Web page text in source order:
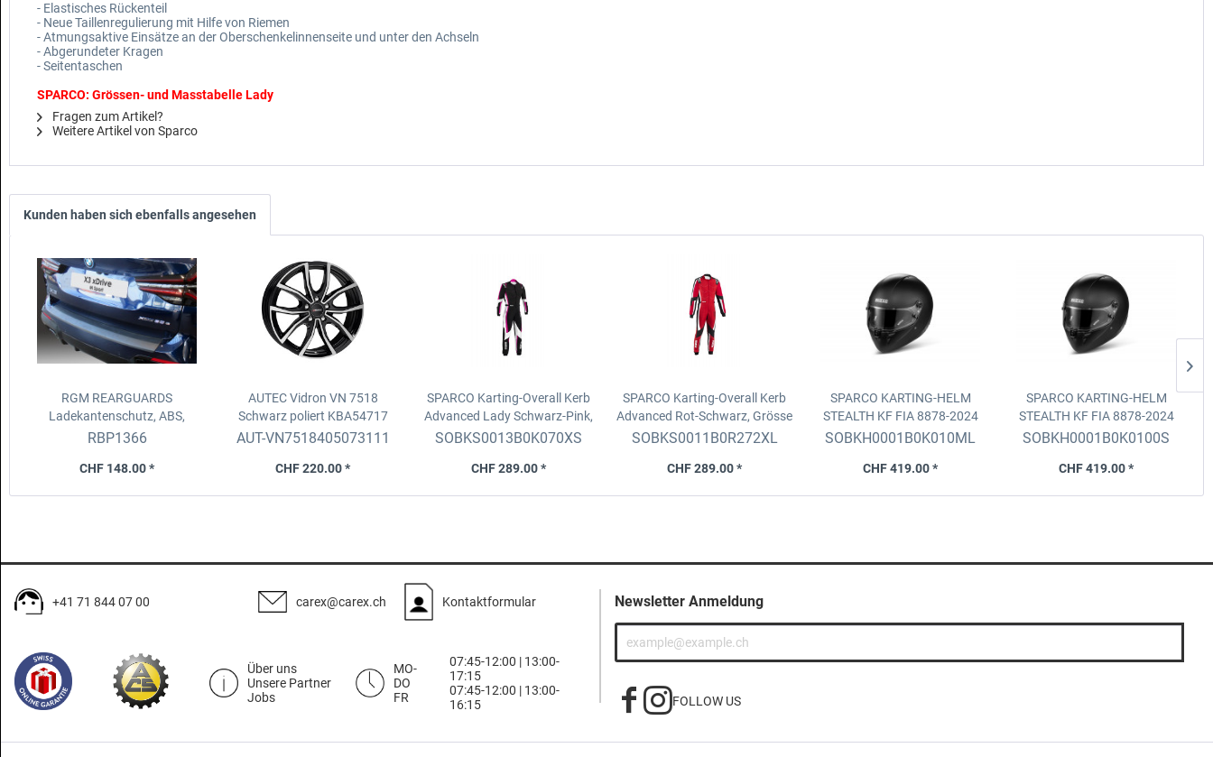
- Elastisches Rückenteil
- Neue Taillenregulierung mit Hilfe von Riemen
- Atmungsaktive Einsätze an der Oberschenkelinnenseite und unter den Achseln
- Abgerundeter Kragen
- Seitentaschen
SPARCO: Grössen- und Masstabelle Lady
Fragen zum Artikel?
Weitere Artikel von Sparco
Kunden haben sich ebenfalls angesehen
RGM REARGUARDS
Ladekantenschutz, ABS,
schwarzBMW X3 M Sport
RBP1366
CHF 148.00 *
AUTEC Vidron VN 7518
Schwarz poliert KBA54717
7.5x18 ET40, 5x112, D.57.1
AUT-VN7518405073111
CHF 220.00 *
SPARCO Karting-Overall Kerb
Advanced LadySchwarz-Pink,
Grösse XS
SOBKS0013B0K070XS
CHF 289.00 *
SPARCO Karting-Overall Kerb
Advanced Rot-Schwarz, Grösse
XXL
SOBKS0011B0R272XL
CHF 289.00 *
SPARCO KARTING-HELM
STEALTH KF FIA 8878-2024
Schwarz-Schwarz, Grösse
SOBKH0001B0K010ML
CHF 419.00 *
SPARCO KARTING-HELM
STEALTH KF FIA 8878-2024
Schwarz-Schwarz, Grösse
SOBKH0001B0K0100S
CHF 419.00 *
+41 71 844 07 00 carex@carex.ch Kontaktformular
Über uns
Unsere Partner
Jobs
MO-
DO
FR
07:45-12:00 | 13:00-
17:15
07:45-12:00 | 13:00-
16:15
Newsletter Anmeldung
FOLLOW US